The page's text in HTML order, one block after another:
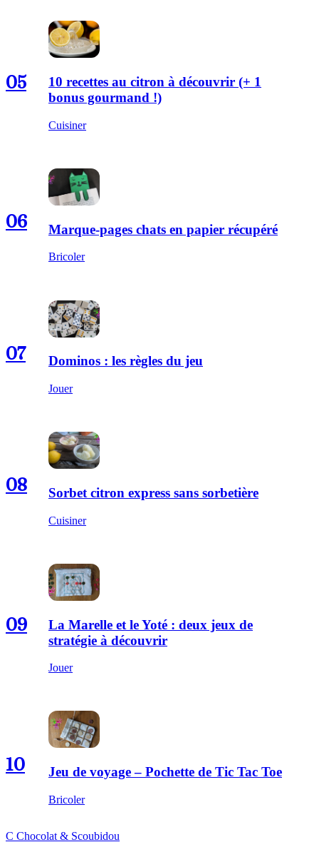
05
10 recettes au citron à découvrir (+ 1
bonus gourmand !)
Cuisiner
06 Marque-pages chats en papier récupéré
Bricoler
07 Dominos : les règles du jeu
Jouer
08 Sorbet citron express sans sorbetière
Cuisiner
09
La Marelle et le Yoté : deux jeux de
stratégie à découvrir
Jouer
10 Jeu de voyage – Pochette de Tic Tac Toe
Bricoler
C Chocolat& Scoubidou